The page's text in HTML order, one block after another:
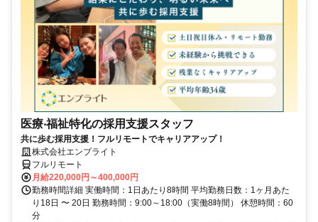
医療‧福祉特化の採用支援スタッフ
共に歩む採用支援！フルリモートでキャリアアップ！
株式会社エンブライト
フルリモート
月給220,000円～400,000円
勤務時間詳細 実働時間：1日あたり8時間 平均勤務日数：1ヶ月あた
り18日 〜 20日 勤務時間：9:00～18:00（実働8時間） 休憩時間：60
分